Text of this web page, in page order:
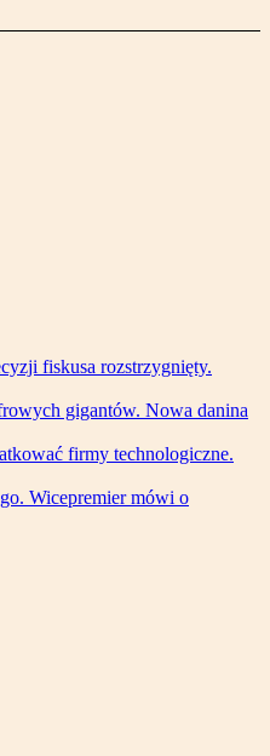
fiskusa rozstrzygnięty.
gigantów. Nowa danina
firmy technologiczne.
Wicepremier mówi o